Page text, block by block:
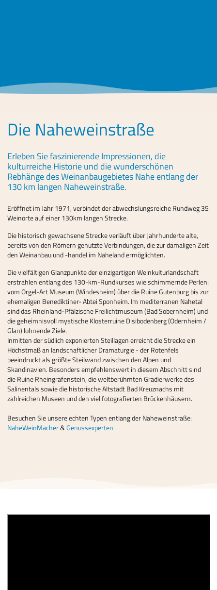
Die Naheweinstraße
Erleben Sie faszinierende Impressionen, die
kulturreiche Historie und die wunderschönen
Rebhänge des Weinanbaugebietes Nahe entlang der
130 km langen Naheweinstraße.
Eröffnet im Jahr 1971, verbindet der abwechslungsreiche Rundweg 35
Weinorte auf einer 130km langen Strecke.
Die historisch gewachsene Strecke verläuft über Jahrhunderte alte,
bereits von den Römern genutzte Verbindungen, die zur damaligen Zeit
den Weinanbau und -handel im Naheland ermöglichten.
Die vielfältigen Glanzpunkte der einzigartigen Weinkulturlandschaft
erstrahlen entlang des 130-km-Rundkurses wie schimmernde Perlen:
vom Orgel-Art Museum (Windesheim) über die Ruine Gutenburg bis zur
ehemaligen Benediktiner- Abtei Sponheim. Im mediterranen Nahetal
sind das Rheinland-Pfälzische Freilichtmuseum (Bad Sobernheim) und
die geheimnisvoll mystische Klosterruine Disibodenberg (Odernheim /
Glan) lohnende Ziele.
Inmitten der südlich exponierten Steillagen erreicht die Strecke ein
Höchstmaß an landschaftlicher Dramaturgie - der Rotenfels
beeindruckt als größte Steilwand zwischen den Alpen und
Skandinavien. Besonders empfehlenswert in diesem Abschnitt sind
die Ruine Rheingrafenstein, die weltberühmten Gradierwerke des
Salinentals sowie die historische Altstadt Bad Kreuznachs mit
zahlreichen Museen und den viel fotografierten Brückenhäusern.
Besuchen Sie unsere echten Typen entlang der Naheweinstraße:
NaheWeinMacher&Genussexperten